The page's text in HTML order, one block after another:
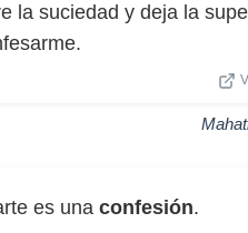
la suciedad y deja la
es una confesión.